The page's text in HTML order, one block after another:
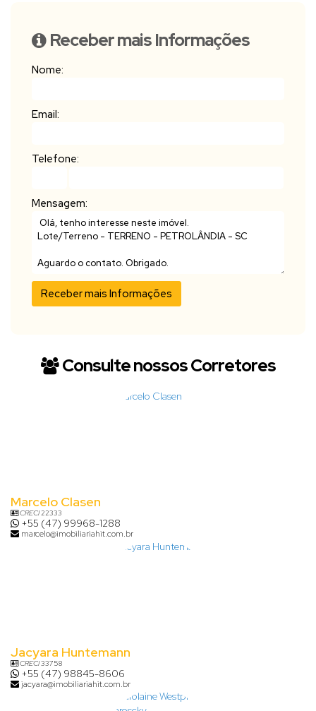
Receber mais Informações
Nome:
Email:
Telefone:
Mensagem:
Consulte nossos Corretores
Marcelo Clasen
CRECI22333
+55 (47) 99968-1288
marcelo@imobiliariahit.com.br
Jacyara Huntemann
CRECI33758
+55 (47) 98845-8606
jacyara@imobiliariahit.com.br